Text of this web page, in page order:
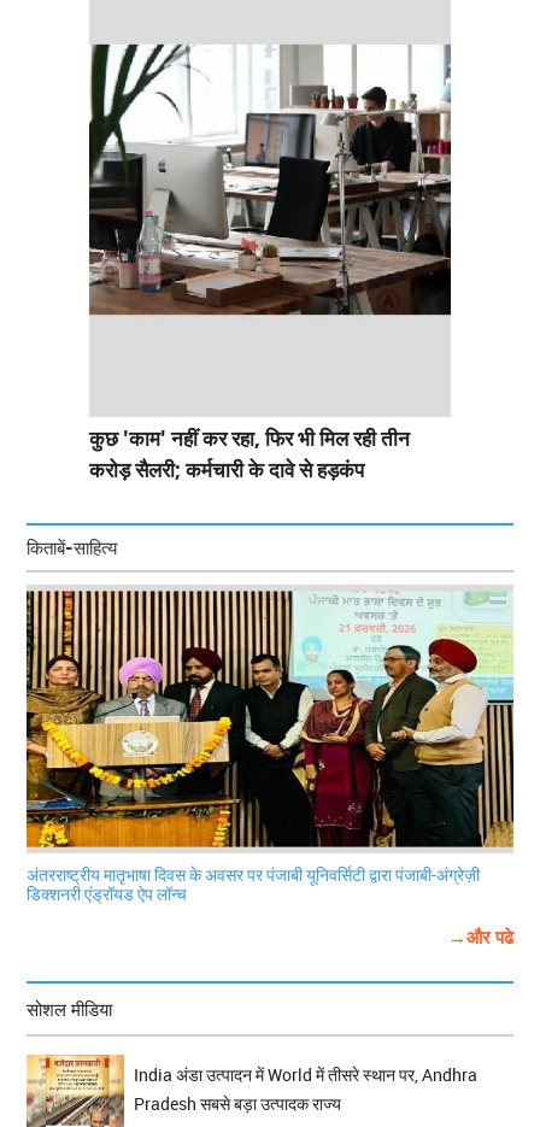
कुछ 'काम' नहीं कर रहा, फिर भी मिल रही तीन
करोड़ सैलरी; कर्मचारी के दावे से हड़कंप
किताबें-साहित्य
अंतरराष्ट्रीय मातृभाषा दिवस के अवसर पर पंजाबी यूनिवर्सिटी द्वारा पंजाबी-अंग्रेज़ी
डिक्शनरी एंड्रॉयड ऐप लॉन्च
→और पढे
सोशल मीडिया
India अंडा उत्पादन में World में तीसरे स्थान पर, Andhra
Pradesh सबसे बड़ा उत्पादक राज्य